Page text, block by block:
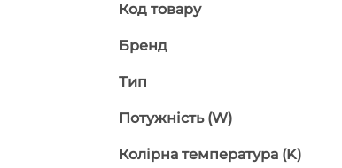
Код товару
Бренд
Тип
Потужність (W)
Колірна температура (K)